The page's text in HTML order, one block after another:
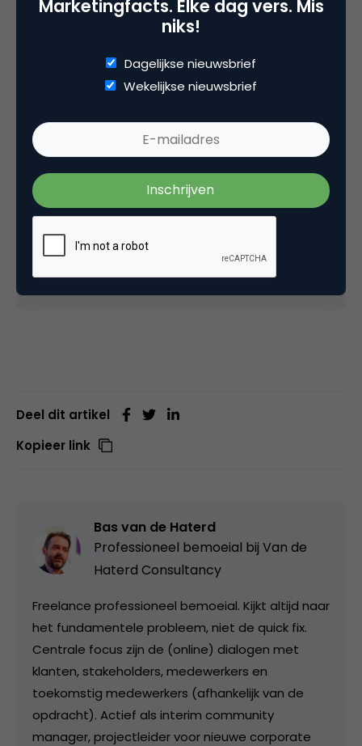
Digitaal-Werven is een jaarlijks onderzoek
naar de digitale sollicitatie-ervaring. In dit
onderzoek wordt gekeken naar de corporate
recruitmentsite, de socialmedia-
aanwezigheid en ook wordt er een
sollicitatie uitgevoerd. De resultaten van dit
onderzoek worden gepresenteerd op het
event van 3 november
en komen daarna
gratis ter beschikking inrapportvorm.
Deel dit artikel
Kopieer link
Bas van de Haterd
Professioneel bemoeial bij Van de
Haterd Consultancy
Freelance professioneel bemoeial. Kijkt altijd naar
het fundamentele probleem, niet de quick fix.
Centrale focus zijn de (online) dialogen met
klanten, stakeholders, medewerkers en
toekomstig medewerkers (afhankelijk van de
opdracht). Actief als interim community
manager, projectleider voor nieuwe corporate
Marketingfacts. Elke dag vers. Mis
niks!
Dagelijkse nieuwsbrief
Wekelijkse nieuwsbrief